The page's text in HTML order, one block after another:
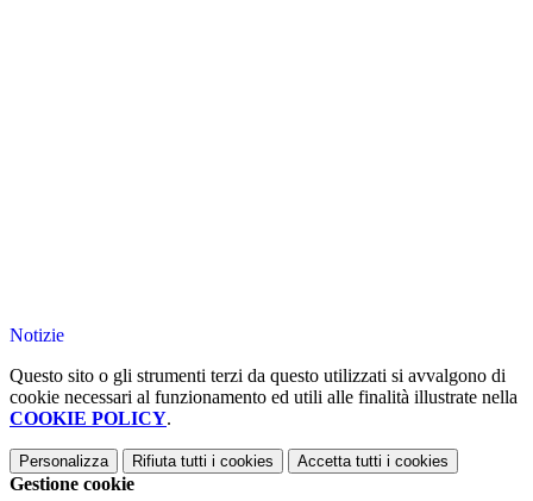
Notizie
Questo sito o gli strumenti terzi da questo utilizzati si avvalgono di
cookie necessari al funzionamento ed utili alle finalità illustrate nella
COOKIE POLICY.
Personalizza Rifiuta tutti i cookies Accetta tutti i cookies
Gestione cookie